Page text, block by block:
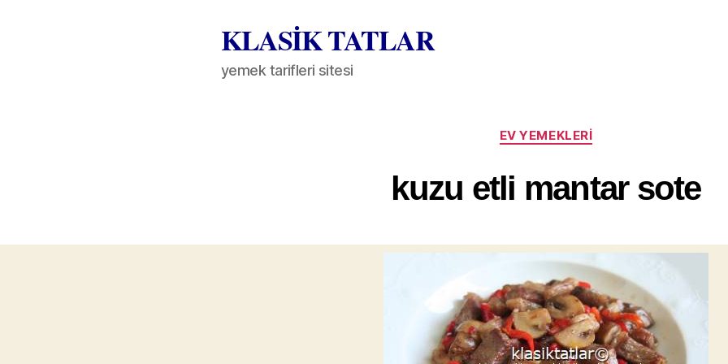
KLASİK TATLAR
yemek tarifleri sitesi
Kategoriler
EV YEMEKLERI
kuzu etli mantar sote